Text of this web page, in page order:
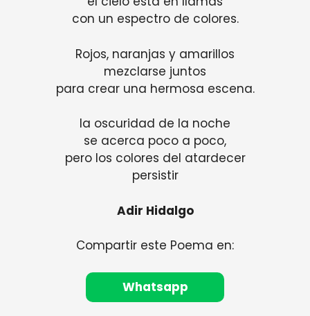
con un espectro de colores.
Rojos, naranjas y amarillos
mezclarse juntos
para crear una hermosa escena.
la oscuridad de la noche
se acerca poco a poco,
pero los colores del atardecer
persistir
Adir Hidalgo
Compartir este Poema en:
Whatsapp